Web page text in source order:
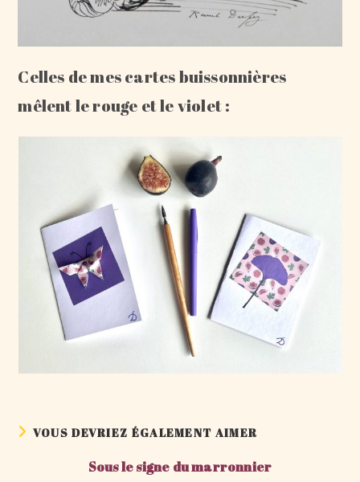
Celles de mes cartes buissonnières
mêlent le rouge et le violet :
VOUS DEVRIEZ ÉGALEMENT AIMER
Sous le signe du marronnier